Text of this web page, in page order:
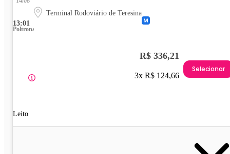
13:01
Terminal Rodoviário de Teresina
Poltrona
Leito
R$ 336,21
3x R$ 124,66
Selecionar